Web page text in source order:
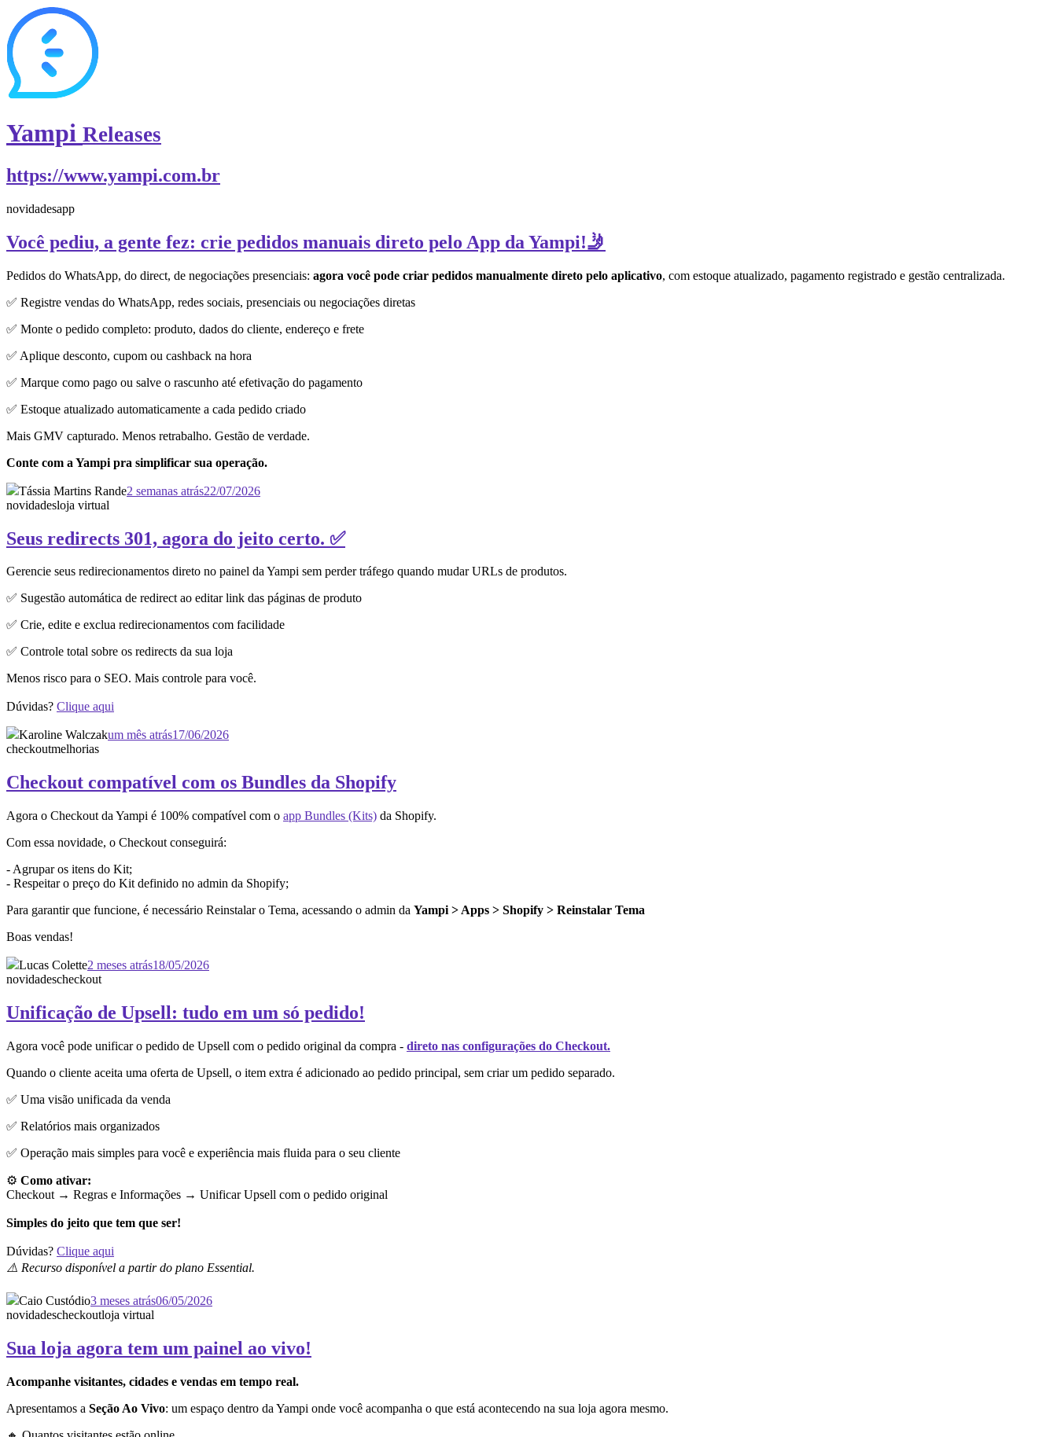
Yampi Releases
https://www.yampi.com.br
novidadesapp
Você pediu, a gente fez: crie pedidos manuais direto pelo App da Yampi!🤳
Pedidos do WhatsApp, do direct, de negociações presenciais: agora você pode criar pedidos manualmente direto pelo aplicativo, com estoque atualizado, pagamento registrado e gestão centralizada.
✅ Registre vendas do WhatsApp, redes sociais, presenciais ou negociações diretas
✅ Monte o pedido completo: produto, dados do cliente, endereço e frete
✅ Aplique desconto, cupom ou cashback na hora
✅ Marque como pago ou salve o rascunho até efetivação do pagamento
✅ Estoque atualizado automaticamente a cada pedido criado
Mais GMV capturado. Menos retrabalho. Gestão de verdade.
Conte com a Yampi pra simplificar sua operação.
Tássia Martins Rande2 semanas atrás22/07/2026
novidadesloja virtual
Seus redirects 301, agora do jeito certo. ✅
Gerencie seus redirecionamentos direto no painel da Yampi sem perder tráfego quando mudar URLs de produtos.
✅ Sugestão automática de redirect ao editar link das páginas de produto
✅ Crie, edite e exclua redirecionamentos com facilidade
✅ Controle total sobre os redirects da sua loja
Menos risco para o SEO. Mais controle para você.
Dúvidas? Clique aqui
Karoline Walczakum mês atrás17/06/2026
checkoutmelhorias
Checkout compatível com os Bundles da Shopify
Agora o Checkout da Yampi é 100% compatível com o app Bundles (Kits) da Shopify.
Com essa novidade, o Checkout conseguirá:
- Agrupar os itens do Kit;
- Respeitar o preço do Kit definido no admin da Shopify;
Para garantir que funcione, é necessário Reinstalar o Tema, acessando o admin da Yampi > Apps > Shopify > Reinstalar Tema
Boas vendas!
Lucas Colette2 meses atrás18/05/2026
novidadescheckout
Unificação de Upsell: tudo em um só pedido!
Agora você pode unificar o pedido de Upsell com o pedido original da compra - direto nas configurações do Checkout.
Quando o cliente aceita uma oferta de Upsell, o item extra é adicionado ao pedido principal, sem criar um pedido separado.
✅ Uma visão unificada da venda
✅ Relatórios mais organizados
✅ Operação mais simples para você e experiência mais fluida para o seu cliente
⚙️ Como ativar:
Checkout → Regras e Informações → Unificar Upsell com o pedido original
Simples do jeito que tem que ser!
Dúvidas? Clique aqui
⚠️ Recurso disponível a partir do plano Essential.
Caio Custódio3 meses atrás06/05/2026
novidadescheckoutloja virtual
Sua loja agora tem um painel ao vivo!
Acompanhe visitantes, cidades e vendas em tempo real.
Apresentamos a Seção Ao Vivo: um espaço dentro da Yampi onde você acompanha o que está acontecendo na sua loja agora mesmo.